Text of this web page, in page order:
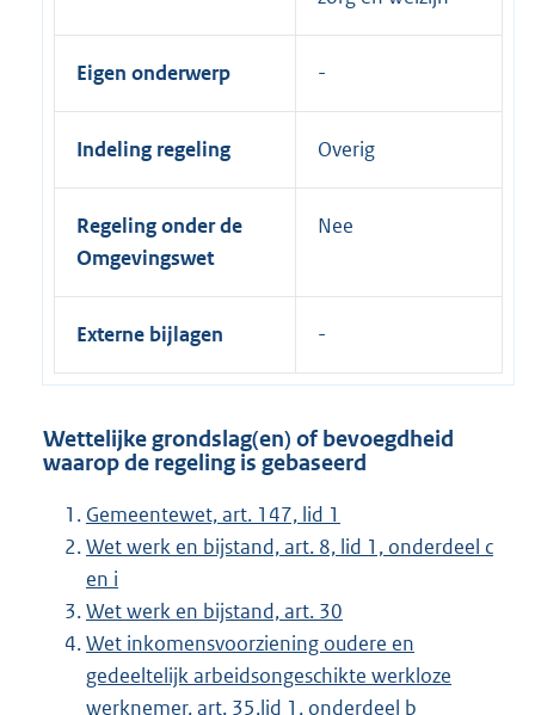
Eigen onderwerp
Indeling regeling Overig
Regeling onder de
Omgevingswet
Nee
Externe bijlagen
Wettelijke grondslag(en) of bevoegdheid
waarop de regeling is gebaseerd
Gemeentewet, art. 147, lid 1
Wet werk en bijstand, art. 8, lid 1, onderdeel c
en i
Wet werk en bijstand, art. 30
Wet inkomensvoorziening oudere en
gedeeltelijk arbeidsongeschikte werkloze
werknemer, art. 35,lid 1, onderdeel b